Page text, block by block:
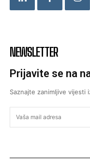
NEWSLETTER
Prijavite se na
Saznajte zanimljive vijesti